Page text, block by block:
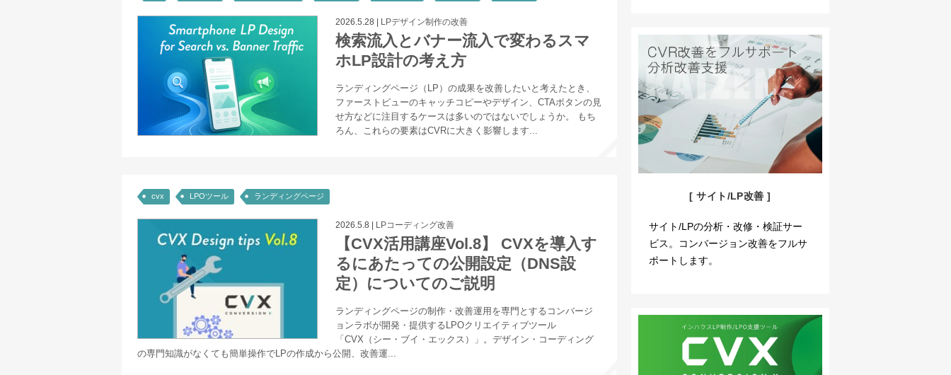
2026.5.28 LPデザイン制作の改善
検索流入とバナー流入で変わるスマ
ホLP設計の考え方
ランディングページ（LP）の成果を改善したいと考えたとき、
ファーストビューのキャッチコピーやデザイン、CTAボタンの見
せ方などに注目するケースは多いのではないでしょうか。 もち
ろん、これらの要素はCVRに大きく影響します...
cvx LPOツール ランディングページ
2026.5.8 LPコーディング改善
【CVX活用講座Vol.8】 CVXを導入す
るにあたっての公開設定（DNS設
定）についてのご説明
ランディングページの制作・改善運用を専門とするコンバージ
ョンラボが開発・提供するLPOクリエイティブツール
「CVX（シー・ブイ・エックス）」。デザイン・コーディング
の専門知識がなくても簡単操作でLPの作成から公開、改善運...
[ サイト/LP改善 ]
サイト/LPの分析・改修・検証サー
ビス。コンバージョン改善をフルサ
ポートします。